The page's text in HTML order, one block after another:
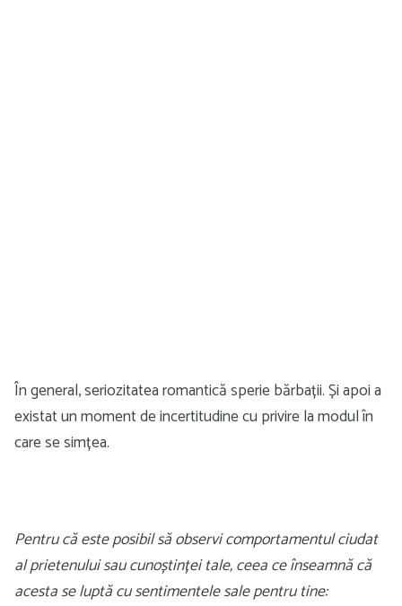
În general, seriozitatea romantică sperie bărbații. Și apoi a
existat un moment de incertitudine cu privire la modul în
care se simțea.
Pentru că este posibil să observi comportamentul ciudat
al prietenului sau cunoștinței tale, ceea ce înseamnă că
acesta se luptă cu sentimentele sale pentru tine: